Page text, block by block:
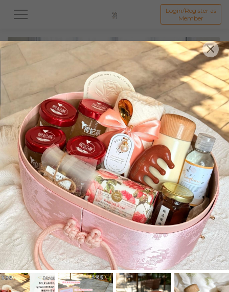
Login/Register as
Member
All 中秋系列礼盒 👩母亲节礼盒 👨🏻父亲节礼盒
物品